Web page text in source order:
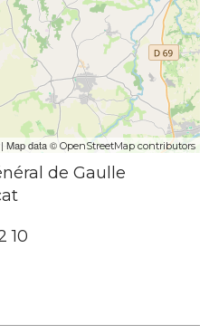
| Map data © OpenStreetMap contributors
de Gaulle
10